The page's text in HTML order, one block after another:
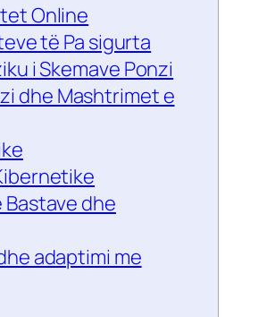
Online
të Pa sigurta
i Skemave Ponzi
dhe Mashtrimet e
dhe
adaptimi me